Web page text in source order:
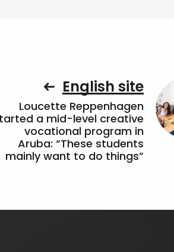
English site
Loucette Reppenhagen
a mid-level creative
vocational program in
Aruba: “These students
mainly want to do things”